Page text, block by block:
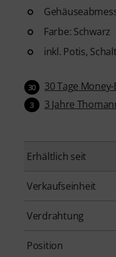
Farbe: Schwarz
inkl. Potis,
30 30 Tage
3 3 Jahre
Erhältlich seit
Verkaufseinheit
Verdrahtung
Position